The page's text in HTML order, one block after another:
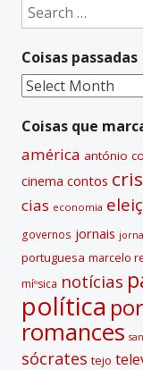
a
t
i
v
Search
for:
Coisas passadas
Coisas
Coisas que
américa antónio
cinema contos
cias economia
governos jornais
portuguesa marcelo
míºsica notí­cias
polí­tica
romances
sócrates tejo